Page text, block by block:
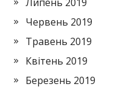
Червень 2019
Травень 2019
Квітень 2019
Березень 2019